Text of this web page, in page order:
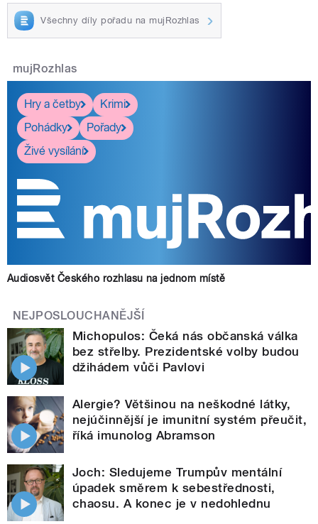
Všechny díly pořadu na mujRozhlas
mujRozhlas
Hry a četby
Krimi
Pohádky
Pořady
Živé vysílání
Audiosvět Českého rozhlasu na jednom místě
NEJPOSLOUCHANĚJŠÍ
Michopulos: Čeká nás občanská válka
bez střelby. Prezidentské volby budou
džihádem vůči Pavlovi
Alergie? Většinou na neškodné látky,
nejúčinnější je imunitní systém přeučit,
říká imunolog Abramson
Joch: Sledujeme Trumpův mentální
úpadek směrem k sebestřednosti,
chaosu. A konec je v nedohlednu